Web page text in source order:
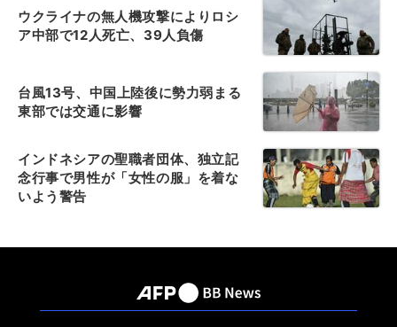
ウクライナの無人機攻撃によりロシ
ア中部で12人死亡、39人負傷
台風13号、中国上陸後に勢力弱まる
東部では交通に影響
インドネシアの聖職者団体、独立記
念行事で男性が「女性の服」を着な
いよう警告